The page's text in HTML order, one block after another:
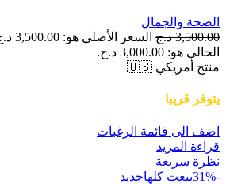
الصحة والجمال
3,500.00 د.ج السعر الأصلي هو: 3,500.00 د.ج.
الحالي هو: 3,000.00 د.ج.
منتج أمريكي 🇺🇸
يتوفر قريبا
اضف الى قائمة الرغبات
قراءة المزيد
نظرة سريعة
-31%
بيعت كلهاجديد